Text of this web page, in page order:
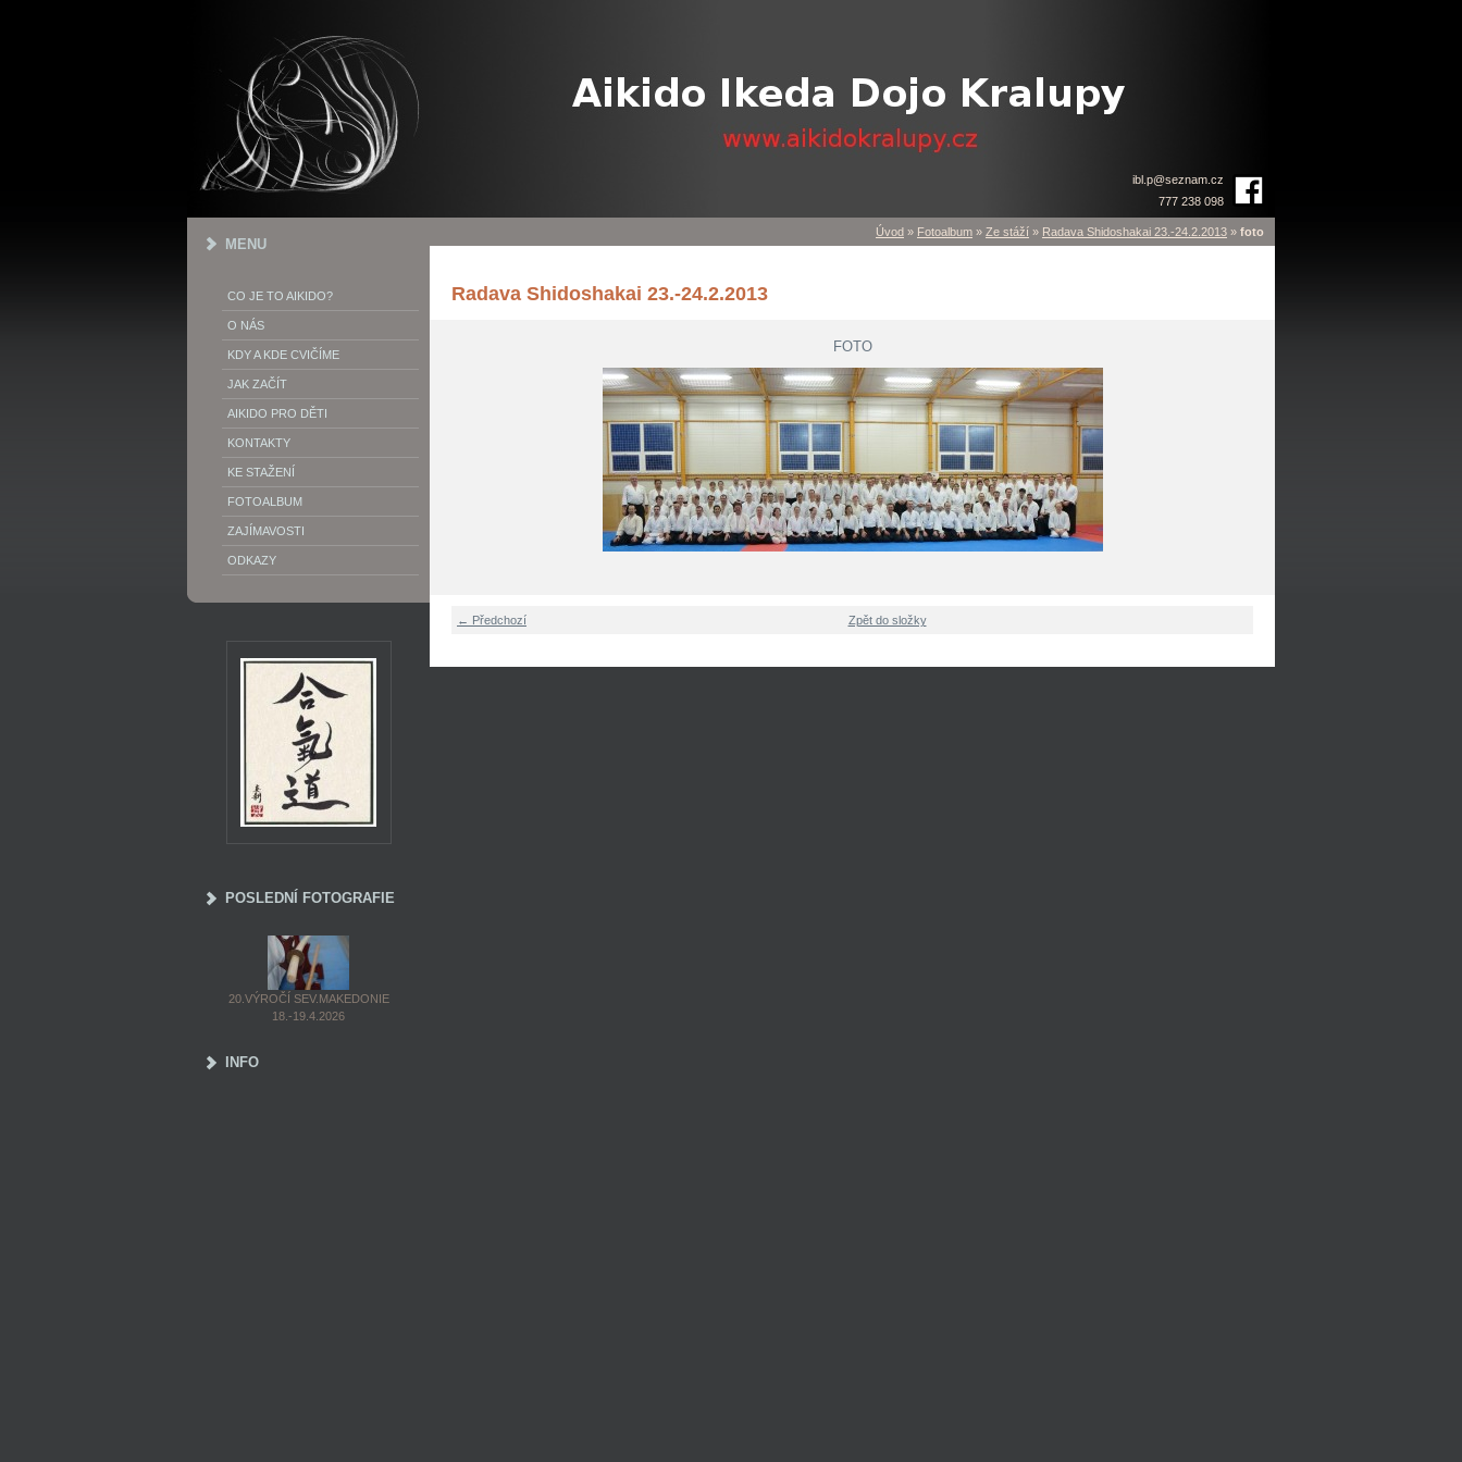
ibl.p@seznam.cz
777 238 098
Úvod » Fotoalbum » Ze stáží » Radava Shidoshakai 23.-24.2.2013 » foto
Radava Shidoshakai 23.-24.2.2013
FOTO
← Předchozí Zpět do složky
MENU
CO JE TO AIKIDO?
O NÁS
KDY A KDE CVIČÍME
JAK ZAČÍT
AIKIDO PRO DĚTI
KONTAKTY
KE STAŽENÍ
FOTOALBUM
ZAJÍMAVOSTI
ODKAZY
POSLEDNÍ FOTOGRAFIE
20.VÝROČÍ SEV.MAKEDONIE
18.-19.4.2026
INFO